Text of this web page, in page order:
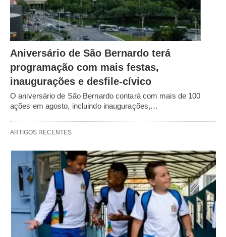
Aniversário de São Bernardo terá
programação com mais festas,
inaugurações e desfile-cívico
O aniversário de São Bernardo contará com mais de 100
ações em agosto, incluindo inaugurações,…
ARTIGOS RECENTES